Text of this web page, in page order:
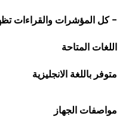
– كل المؤشرات والقراءات
اللغات المتاحة
متوفر باللغة الانجليزية
مواصفات الجهاز